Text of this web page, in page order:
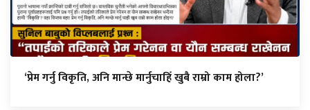
‘प्रेम गर्नु विकृति, अनि मान्छे मार्नुचाहिँ खुबै राम्रो काम होला?’